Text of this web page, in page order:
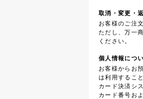
取消・変更・
お客様のご注
ただし、万一
ください。
個人情報につ
お客様からお
は利用するこ
カード決済シ
カード番号お